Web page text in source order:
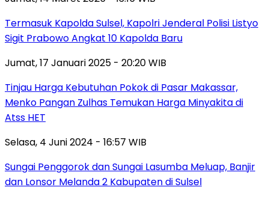
Termasuk Kapolda Sulsel, Kapolri Jenderal Polisi Listyo
Sigit Prabowo Angkat 10 Kapolda Baru
Jumat, 17 Januari 2025 - 20:20 WIB
Tinjau Harga Kebutuhan Pokok di Pasar Makassar,
Menko Pangan Zulhas Temukan Harga Minyakita di
Atss HET
Selasa, 4 Juni 2024 - 16:57 WIB
Sungai Penggorok dan Sungai Lasumba Meluap, Banjir
dan Lonsor Melanda 2 Kabupaten di Sulsel